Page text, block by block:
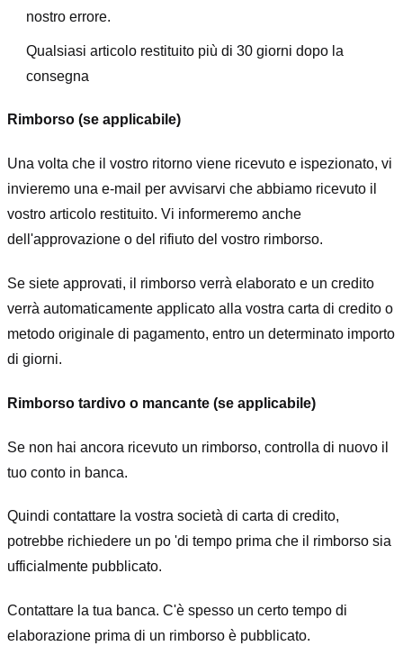
nostro errore.
Qualsiasi articolo restituito più di 30 giorni dopo la
consegna
Rimborso (se applicabile)
Una volta che il vostro ritorno viene ricevuto e ispezionato, vi
invieremo una e-mail per avvisarvi che abbiamo ricevuto il
vostro articolo restituito. Vi informeremo anche
dell'approvazione o del rifiuto del vostro rimborso.
Se siete approvati, il rimborso verrà elaborato e un credito
verrà automaticamente applicato alla vostra carta di credito o
metodo originale di pagamento, entro un determinato importo
di giorni.
Rimborso tardivo o mancante (se applicabile)
Se non hai ancora ricevuto un rimborso, controlla di nuovo il
tuo conto in banca.
Quindi contattare la vostra società di carta di credito,
potrebbe richiedere un po 'di tempo prima che il rimborso sia
ufficialmente pubblicato.
Contattare la tua banca. C'è spesso un certo tempo di
elaborazione prima di un rimborso è pubblicato.